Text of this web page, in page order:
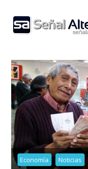
content
Economía Noticias